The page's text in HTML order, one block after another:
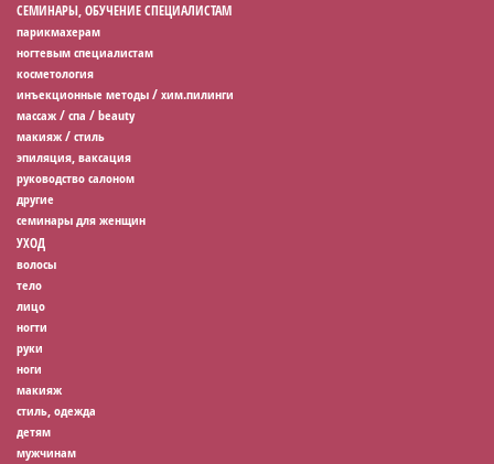
СЕМИНАРЫ, ОБУЧЕНИЕ СПЕЦИАЛИСТАМ
парикмахерам
ногтевым специалистам
косметология
инъекционные методы / хим.пилинги
массаж / спа / beauty
макияж / стиль
эпиляция, ваксация
руководство салоном
другие
семинары для женщин
УХОД
волосы
тело
лицо
ногти
руки
ноги
макияж
стиль, одежда
детям
мужчинам